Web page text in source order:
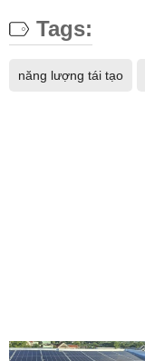
Tags:
năng lượng tái tạo